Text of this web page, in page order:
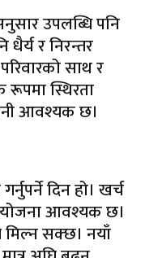
उपलब्धि पनि
र निरन्तर
साथ र
स्थिरता
आवश्यक छ।
दिन हो। खर्च
आवश्यक छ।
मिल्न सक्छ। नयाँ